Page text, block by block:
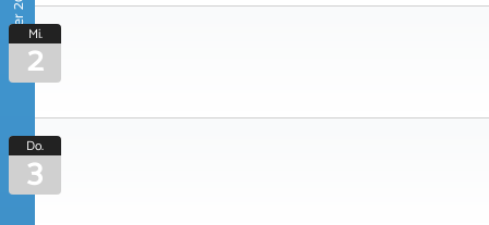
September 2026Mi.
2
Do.
3